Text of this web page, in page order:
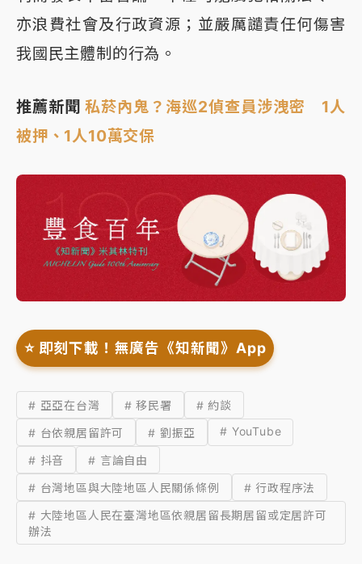
亦浪費社會及行政資源；並嚴厲譴責任何傷害
我國民主體制的行為。
推薦新聞私菸內鬼？海巡2偵查員涉洩密 1人
被押、1人10萬交保
⭐️ 即刻下載！無廣告《知新聞》App
# 亞亞在台灣 # 移民署
# 約談
# 台依親居留許可
# 劉振亞 # YouTube
# 抖音
# 言論自由
# 台灣地區與大陸地區人民關係條例
# 行政程序法
# 大陸地區人民在臺灣地區依親居留長期居留或定居許可
辦法